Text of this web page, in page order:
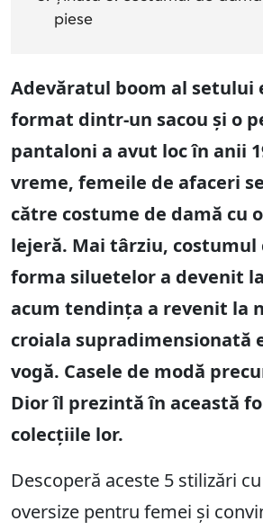
piese
Adevăratul boom al setului
format dintr-un sacou și o
pantaloni a avut loc în anii
vreme, femeile de afaceri
către costume de damă cu
lejeră. Mai târziu, costumul
forma siluetelor a devenit
acum tendința a revenit la
croiala supradimensionată
vogă. Casele de modă
Dior îl prezintă în această
colecțiile lor.
Descoperă aceste 5 stilizări
oversize pentru femei și